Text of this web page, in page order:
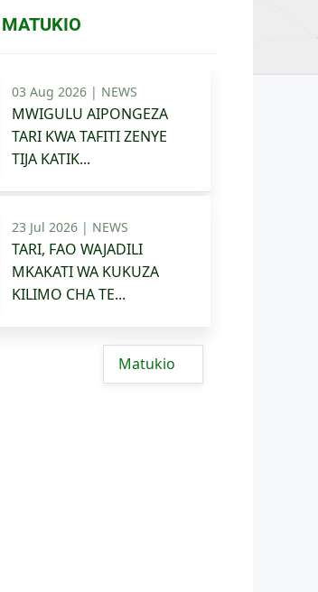
03 Aug 2026 | NEWS
MWIGULU AIPONGEZA
TARI KWA TAFITI ZENYE
TIJA KATIK...
23 Jul 2026 | NEWS
TARI, FAO WAJADILI
MKAKATI WA KUKUZA
KILIMO CHA TE...
Matukio